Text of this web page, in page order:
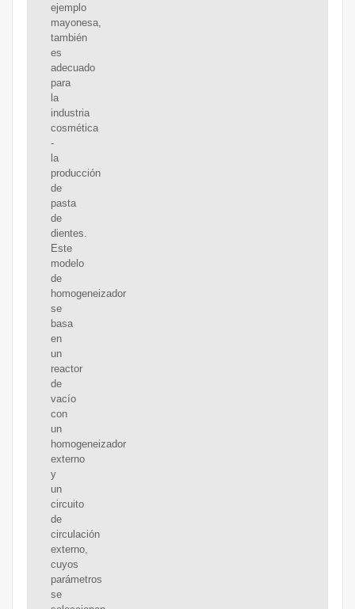
ejemplo
mayonesa,
también
es
adecuado
para
la
industria
cosmética
-
la
producción
de
pasta
de
dientes.
Este
modelo
de
homogeneizador
se
basa
en
un
reactor
de
vacío
con
un
homogeneizador
externo
y
un
circuito
de
circulación
externo,
cuyos
parámetros
se